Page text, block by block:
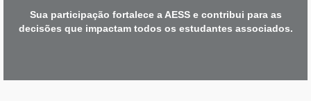
Sua participação fortalece a AESS e contribui para as
decisões que impactam todos os estudantes associados.